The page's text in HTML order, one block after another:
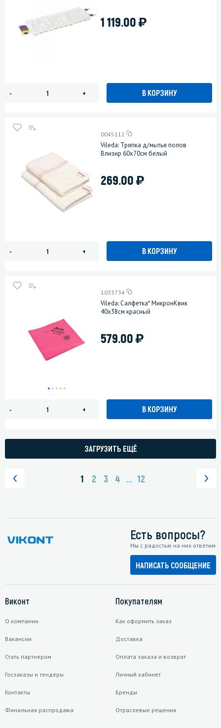
1 119.00)
- + В КОРЗИНУ
0045112
Vileda: Тряпка д/мытья полов
Влизир 60х70см белый
269.00)
- + В КОРЗИНУ
1033734
Vileda: Салфетка* МикронКвик
40х38см красный
579.00)
- + В КОРЗИНУ
ЗАГРУЗИТЬ ЕЩЁ
1 2 3 4 ... 12
Есть вопросы?
Мы с радостью на них ответим
НАПИСАТЬ СООБЩЕНИЕ
Виконт
О компании
Вакансии
Стать партнером
Госзаказы и тендеры
Контакты
Финальная распродажа
Покупателям
Как оформить заказ
Доставка
Оплата заказа и возврат
Личный кабинет
Бренды
Отраслевые решения